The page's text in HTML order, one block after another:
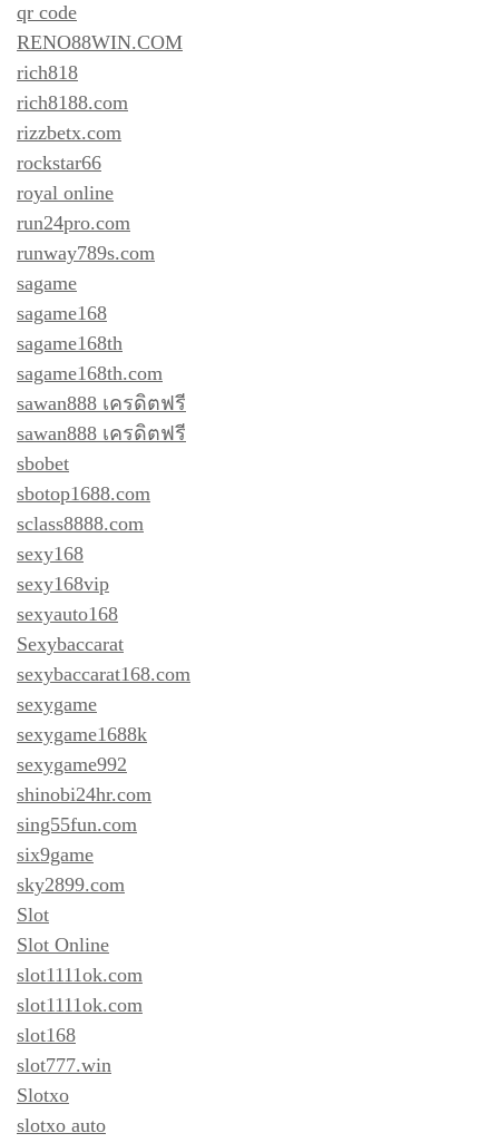
qr code
RENO88WIN.COM
rich818
rich8188.com
rizzbetx.com
rockstar66
royal online
run24pro.com
runway789s.com
sagame
sagame168
sagame168th
sagame168th.com
sawan888 เครดิตฟรี
sawan888 เครดิตฟรี
sbobet
sbotop1688.com
sclass8888.com
sexy168
sexy168vip
sexyauto168
Sexybaccarat
sexybaccarat168.com
sexygame
sexygame1688k
sexygame992
shinobi24hr.com
sing55fun.com
six9game
sky2899.com
Slot
Slot Online
slot1111ok.com
slot1111ok.com
slot168
slot777.win
Slotxo
slotxo auto